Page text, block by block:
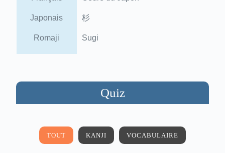
Japonais 杉
Romaji Sugi
Quiz
TOUT KANJI VOCABULAIRE